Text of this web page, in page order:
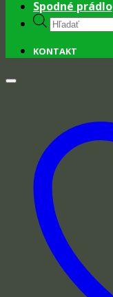
Spodné prádlo
Products
search
KONTAKT